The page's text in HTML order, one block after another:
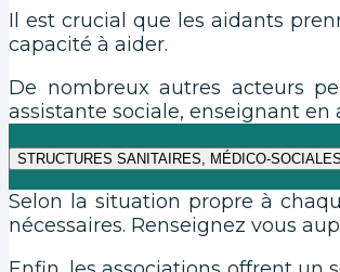
Il est crucial que les aidants
capacité à aider.
De nombreux autres acteurs
assistante sociale, enseignant
STRUCTURES SANITAIRES, MÉDICO-
Selon la situation propre à
nécessaires. Renseignez vous